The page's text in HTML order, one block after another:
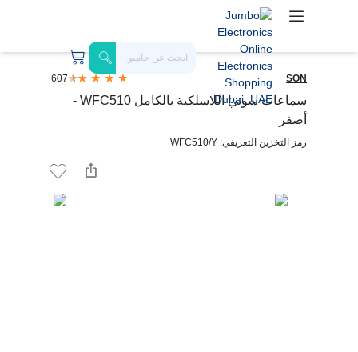
SON
607
سماعات سوني اللاسلكية بالكامل WFC510 -
أصفر
رمز التخزين التعريفي: WFC510/Y